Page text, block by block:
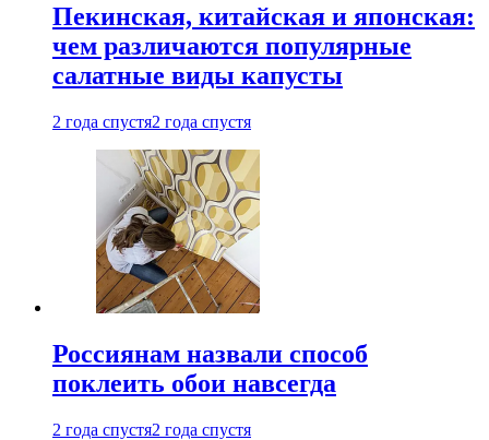
Пекинская, китайская и японская:
чем различаются популярные
салатные виды капусты
2 года спустя2 года спустя
Россиянам назвали способ
поклеить обои навсегда
2 года спустя2 года спустя